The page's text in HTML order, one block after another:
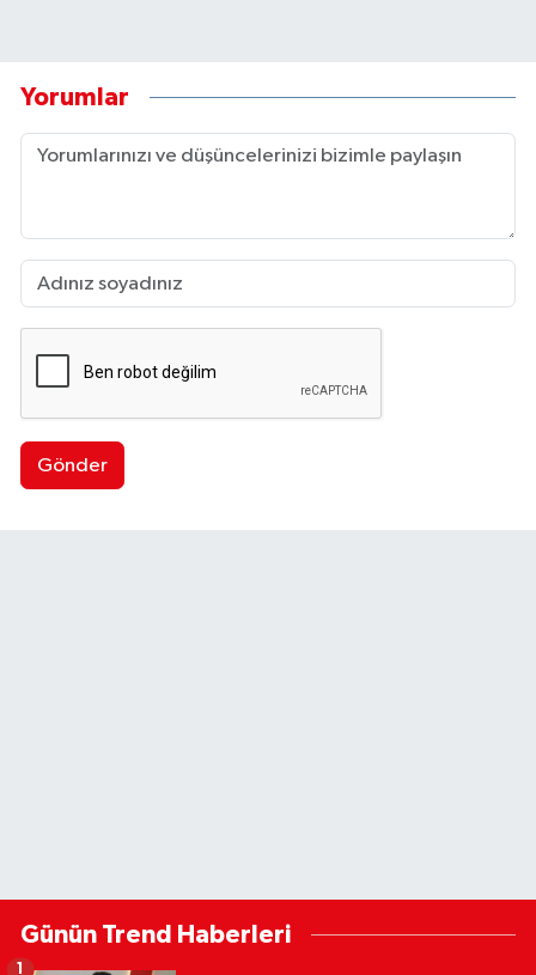
Yorumlar
Gönder
Günün Trend Haberleri
1